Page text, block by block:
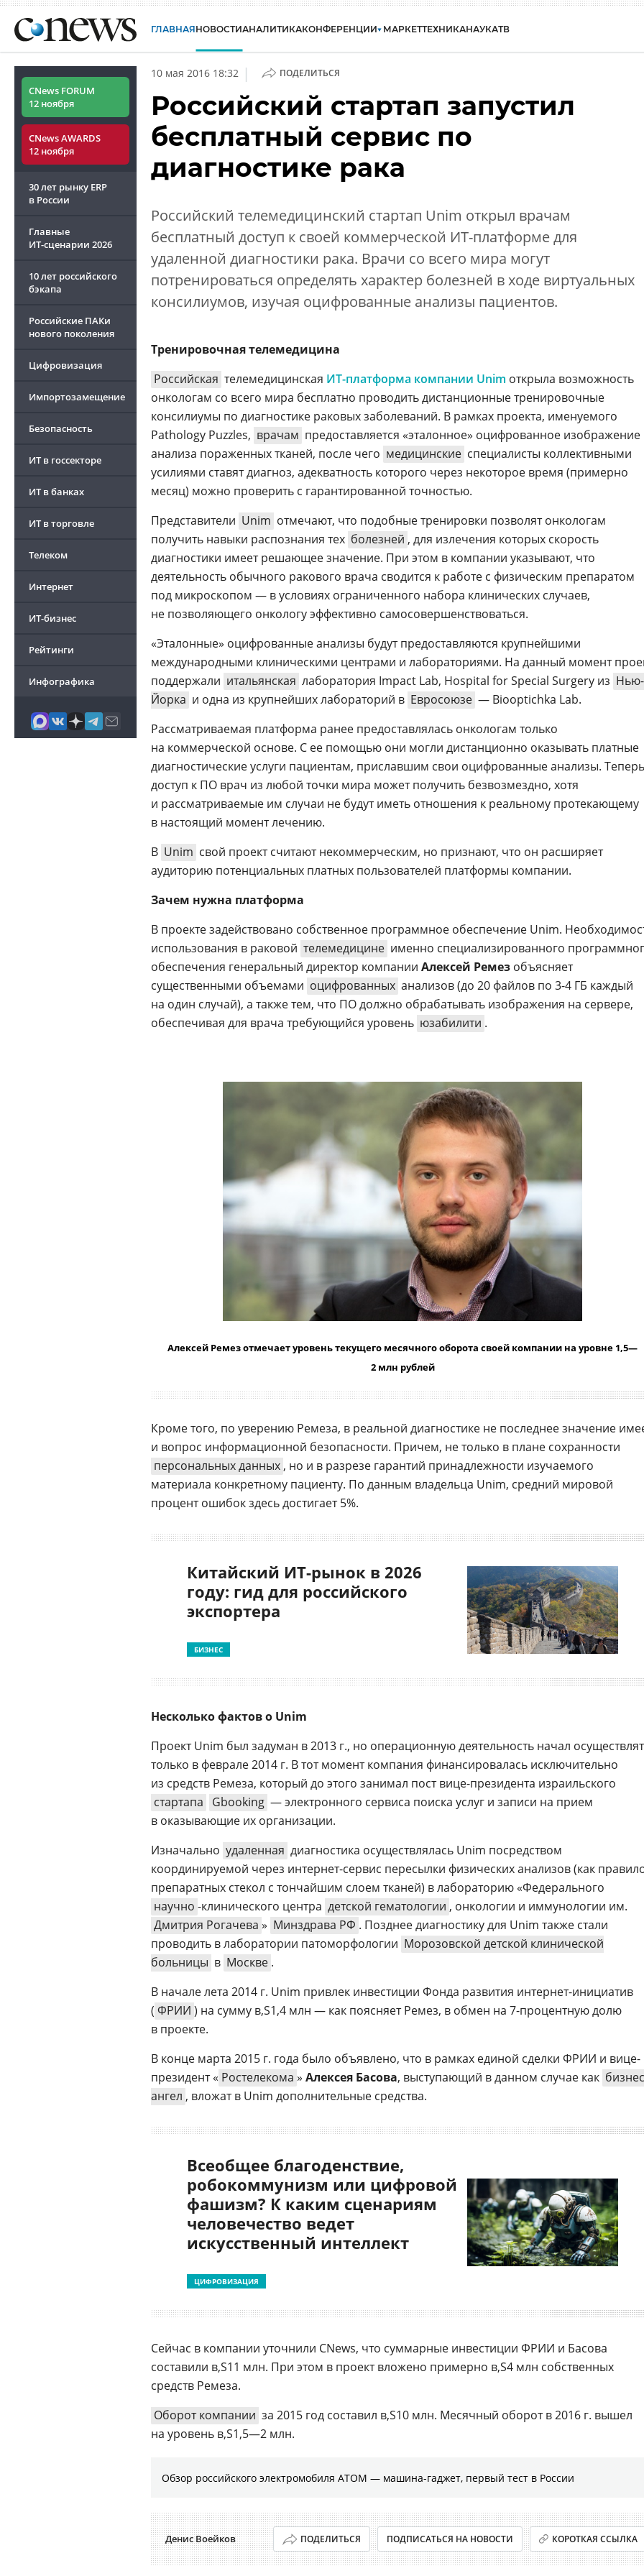
ГЛАВНАЯНОВОСТИАНАЛИТИКАКОНФЕРЕНЦИИ МАРКЕТТЕХНИКАНАУКАТВ
CNews FORUM
12 ноября
CNews AWARDS
12 ноября
30 лет рынку ERP
в России
Главные
ИТ-сценарии 2026
10 лет российского
бэкапа
Российские ПАКи
нового поколения
Цифровизация
Импортозамещение
Безопасность
ИТ в госсекторе
ИТ в банках
ИТ в торговле
Телеком
Интернет
ИТ-бизнес
Рейтинги
Инфографика
10 мая 2016 18:32 | ПОДЕЛИТЬСЯ
Российский стартап запустил
бесплатный сервис по
диагностике рака
Российский телемедицинский стартап Unim открыл врачам
бесплатный доступ к своей коммерческой ИТ-платформе для
удаленной диагностики рака. Врачи со всего мира могут
потренироваться определять характер болезней в ходе виртуальных
консилиумов, изучая оцифрованные анализы пациентов.
Тренировочная телемедицина
Российская телемедицинская ИТ-платформа компании Unim открыла возможность
онкологам со всего мира бесплатно проводить дистанционные тренировочные
консилиумы по диагностике раковых заболеваний. В рамках проекта, именуемого
Pathology Puzzles, врачам предоставляется «эталонное» оцифрованное изображение
анализа пораженных тканей, после чего медицинские специалисты коллективными
усилиями ставят диагноз, адекватность которого через некоторое время (примерно
месяц) можно проверить с гарантированной точностью.
Представители Unim отмечают, что подобные тренировки позволят онкологам
получить навыки распознания тех болезней , для излечения которых скорость
диагностики имеет решающее значение. При этом в компании указывают, что
деятельность обычного ракового врача сводится к работе с физическим препаратом
под микроскопом — в условиях ограниченного набора клинических случаев,
не позволяющего онкологу эффективно самосовершенствоваться.
«Эталонные» оцифрованные анализы будут предоставляются крупнейшими
международными клиническими центрами и лабораториями. На данный момент
поддержали итальянская лаборатория Impact Lab, Hospital for Special Surgery из Нью-
Йорка и одна из крупнейших лабораторий в Евросоюзе — Biooptichka Lab.
Рассматриваемая платформа ранее предоставлялась онкологам только
на коммерческой основе. С ее помощью они могли дистанционно оказывать платные
диагностические услуги пациентам, приславшим свои оцифрованные анализы. Теперь
доступ к ПО врач из любой точки мира может получить безвозмездно, хотя
и рассматриваемые им случаи не будут иметь отношения к реальному протекающему
в настоящий момент лечению.
В Unim свой проект считают некоммерческим, но признают, что он расширяет
аудиторию потенциальных платных пользователей платформы компании.
Зачем нужна платформа
В проекте задействовано собственное программное обеспечение Unim.
использования в раковой телемедицине именно специализированного
обеспечения генеральный директор компании Алексей Ремез объясняет
существенными объемами оцифрованных анализов (до 20 файлов по 3-4 ГБ каждый
на один случай), а также тем, что ПО должно обрабатывать изображения на сервере,
обеспечивая для врача требующийся уровень юзабилити .
Алексей Ремез отмечает уровень текущего месячного оборота своей компании на уровне 1,5—
2 млн рублей
Кроме того, по уверению Ремеза, в реальной диагностике не последнее значение
и вопрос информационной безопасности. Причем, не только в плане сохранности
персональных данных , но и в разрезе гарантий принадлежности изучаемого
материала конкретному пациенту. По данным владельца Unim, средний мировой
процент ошибок здесь достигает 5%.
Китайский ИТ-рынок в 2026
году: гид для российского
экспортера
БИЗНЕС
Несколько фактов о Unim
Проект Unim был задуман в 2013 г., но операционную деятельность начал
только в феврале 2014 г. В тот момент компания финансировалась исключительно
из средств Ремеза, который до этого занимал пост вице-президента израильского
стартапа
Gbooking — электронного сервиса поиска услуг и записи на прием
в оказывающие их организации.
Изначально удаленная диагностика осуществлялась Unim посредством
координируемой через интернет-сервис пересылки физических анализов (как
препаратных стекол с тончайшим слоем тканей) в лабораторию «Федерального
научно -клинического центра детской гематологии , онкологии и иммунологии им.
Дмитрия Рогачева » Минздрава РФ . Позднее диагностику для Unim также стали
проводить в лаборатории патоморфологии Морозовской детской клинической
больницы в Москве .
В начале лета 2014 г. Unim привлек инвестиции Фонда развития интернет-инициатив
( ФРИИ ) на сумму
1,4 млн — как поясняет Ремез, в обмен на 7-процентную долю
в проекте.
В конце марта 2015 г. года было объявлено, что в рамках единой сделки ФРИИ и вице-
президент « Ростелекома » Алексея Басова, выступающий в данном случае как
ангел , вложат в Unim дополнительные средства.
Всеобщее благоденствие,
робокоммунизм или цифровой
фашизм? К каким сценариям
человечество ведет
искусственный интеллект
ЦИФРОВИЗАЦИЯ
Сейчас в компании уточнили CNews, что суммарные инвестиции ФРИИ и Басова
составили
11 млн. При этом в проект вложено примерно
4 млн собственных
средств Ремеза.
Оборот компании за 2015 год составил
10 млн. Месячный оборот в 2016 г. вышел
на уровень
1,5—2 млн.
Обзор российского электромобиля АТОМ — машина-гаджет, первый тест в России
Денис Воейков ПОДЕЛИТЬСЯ ПОДПИСАТЬСЯ НА НОВОСТИ КОРОТКАЯ ССЫЛКА